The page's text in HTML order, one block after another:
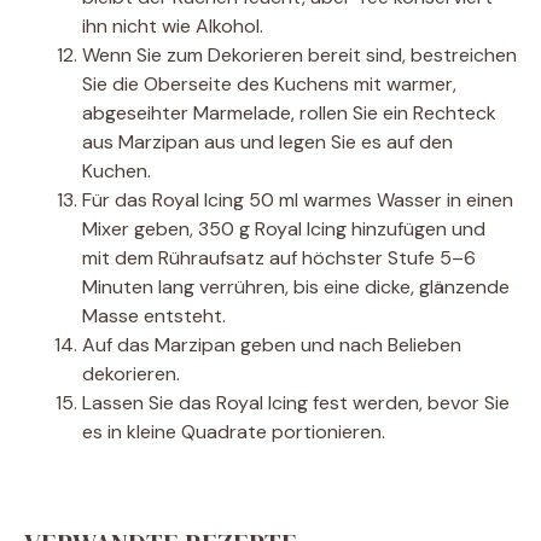
ihn nicht wie Alkohol.
Wenn Sie zum Dekorieren bereit sind, bestreichen
Sie die Oberseite des Kuchens mit warmer,
abgeseihter Marmelade, rollen Sie ein Rechteck
aus Marzipan aus und legen Sie es auf den
Kuchen.
Für das Royal Icing 50 ml warmes Wasser in einen
Mixer geben, 350 g Royal Icing hinzufügen und
mit dem Rühraufsatz auf höchster Stufe 5–6
Minuten lang verrühren, bis eine dicke, glänzende
Masse entsteht.
Auf das Marzipan geben und nach Belieben
dekorieren.
Lassen Sie das Royal Icing fest werden, bevor Sie
es in kleine Quadrate portionieren.